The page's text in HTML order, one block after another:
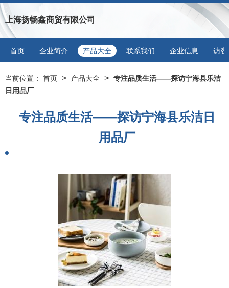
上海扬畅鑫商贸有限公司
首页 企业简介 产品大全 联系我们 企业信息 访客
当前位置： 首页 > 产品大全 > 专注品质生活——探访宁海县乐洁
日用品厂
专注品质生活——探访宁海县乐洁日
用品厂